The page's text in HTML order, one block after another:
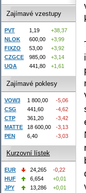
Zajímavé vzestupy
PVT 1,19
+38,37
NLOK
600,00
+3,99
FIXZO
53,00
+3,92
CZGCE
985,00
+3,14
UQA
441,80 +1,61
Zajímavé poklesy
VOW3 1 800,00
-5,06
CSG
441,60
-4,62
CTP
361,20
-3,42
MATTE
18 600,00
-3,13
PEN
6,40 -3,03
Kurzovní lístek
EUR 24,265
-0,22
HUF
6,654
+0,01
JPY
13,286
+0,01